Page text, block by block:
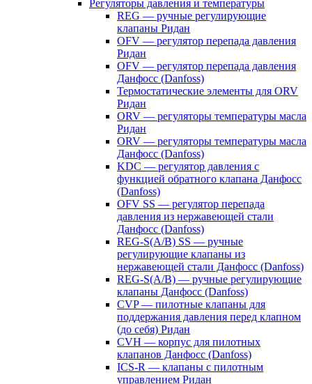
Регуляторы давления и температуры
REG — ручные регулирующие
клапаны Ридан
OFV — регулятор перепада давления
Ридан
OFV — регулятор перепада давления
Данфосс (Danfoss)
Термостатические элементы для ORV
Ридан
ORV — регуляторы температуры масла
Ридан
ORV — регуляторы температуры масла
Данфосс (Danfoss)
KDC — регулятор давления с
функцией обратного клапана Данфосс
(Danfoss)
OFV SS — регулятор перепада
давления из нержавеющей стали
Данфосс (Danfoss)
REG-S(A/B) SS — ручные
регулирующие клапаны из
нержавеющей стали Данфосс (Danfoss)
REG-S(A/B) — ручные регулирующие
клапаны Данфосс (Danfoss)
CVP — пилотные клапаны для
поддержания давления перед клапном
(до себя) Ридан
CVH — корпус для пилотных
клапанов Данфосс (Danfoss)
ICS-R — клапаны с пилотным
управлением Ридан